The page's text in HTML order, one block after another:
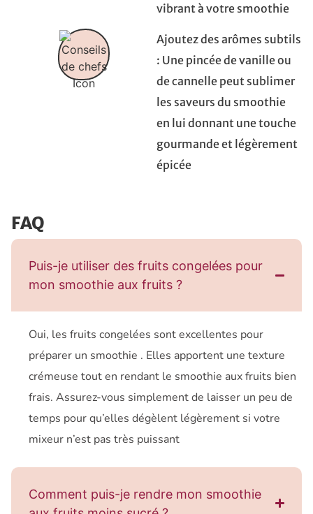
vibrant à votre smoothie
Ajoutez des arômes subtils
: Une pincée de vanille ou
de cannelle peut sublimer
les saveurs du smoothie
en lui donnant une touche
gourmande et légèrement
épicée
FAQ
Puis-je utiliser des fruits congelées pour
mon smoothie aux fruits ?
Oui, les fruits congelées sont excellentes pour
préparer un smoothie . Elles apportent une texture
crémeuse tout en rendant le smoothie aux fruits bien
frais. Assurez-vous simplement de laisser un peu de
temps pour qu’elles dégèlent légèrement si votre
mixeur n’est pas très puissant
Comment puis-je rendre mon smoothie